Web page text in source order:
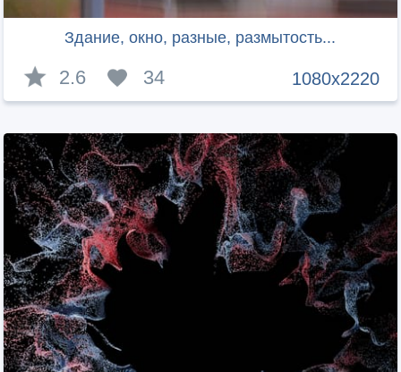
Здание, окно, разные, размытость...
1080x2220
2.6 34